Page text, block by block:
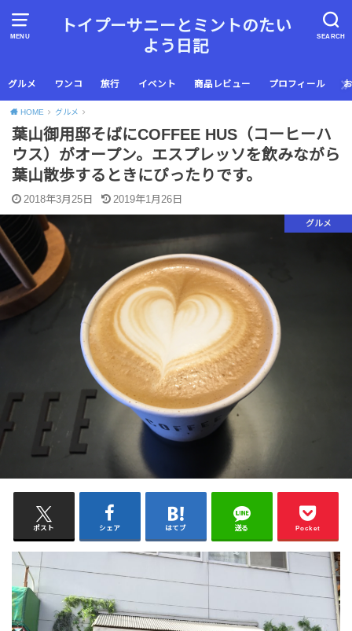
MENU SEARCH
トイプーサニーとミントのたい
よう日記
グルメ ワンコ 旅行 イベント 商品レビュー プロフィール
HOME グルメ
葉山御用邸そばにCOFFEE HUS（コーヒーハ
ウス）がオープン。エスプレッソを飲みながら
葉山散歩するときにぴったりです。
2018年3月25日 2019年1月26日
グルメ
ポスト シェア はてブ 送る Pocket